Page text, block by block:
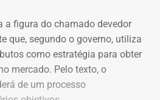
feita em valores corrigidos pela
a 30,1%.
Pacheco é
maioria por
a figura do chamado devedor
que, segundo o governo, utiliza
como estratégia para obter
mercado. Pelo texto, o
de um processo